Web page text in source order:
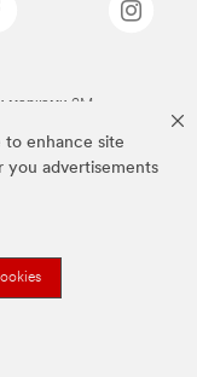
to enhance site
you advertisements
марками 3M.